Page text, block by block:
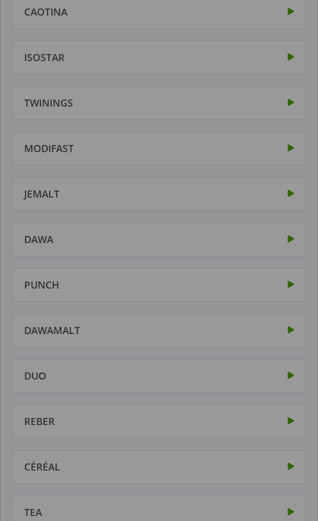
CAOTINA
ISOSTAR
TWININGS
MODIFAST
JEMALT
DAWA
PUNCH
DAWAMALT
DUO
REBER
CÉRÉAL
TEA